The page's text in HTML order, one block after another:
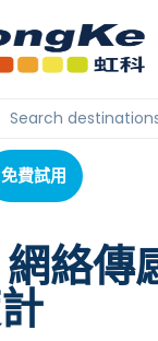
免費試用
免費試用
絡傳